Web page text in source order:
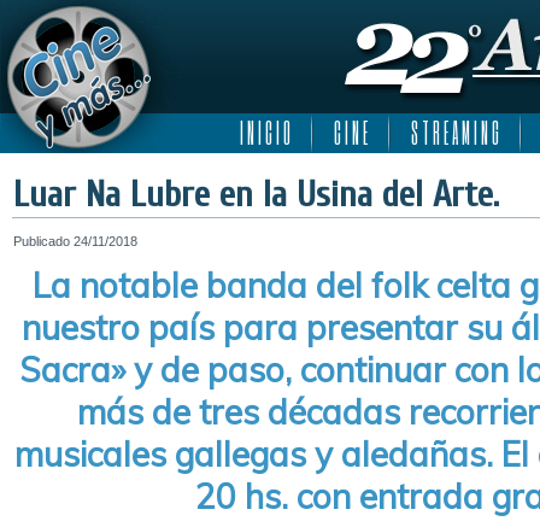
I N I C I O C I N E S T R E A M I N G
Luar Na Lubre en la Usina del Arte.
Publicado 24/11/2018
La notable banda del folk celta
nuestro país para presentar su
Sacra» y de paso, continuar con
más de tres décadas
musicales gallegas y aledañas.
20 hs. con entrada